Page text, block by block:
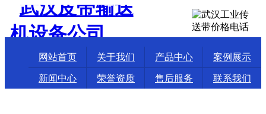
网站首页 关于我们 产品中心 案例展示
新闻中心 荣誉资质 售后服务 联系我们